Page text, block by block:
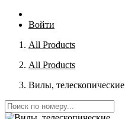
Войти
All Products
All Products
Вилы, телескопические